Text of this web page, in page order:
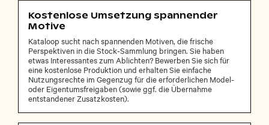
Kostenlose Umsetzung spannender
Motive
Kataloop sucht nach spannenden Motiven, die frische
Perspektiven in die Stock-Sammlung bringen. Sie haben
etwas Interessantes zum Ablichten? Bewerben Sie sich für
eine kostenlose Produktion und erhalten Sie einfache
Nutzungsrechte im Gegenzug für die erforderlichen Model-
oder Eigentumsfreigaben (sowie ggf. die Übernahme
entstandener Zusatzkosten).